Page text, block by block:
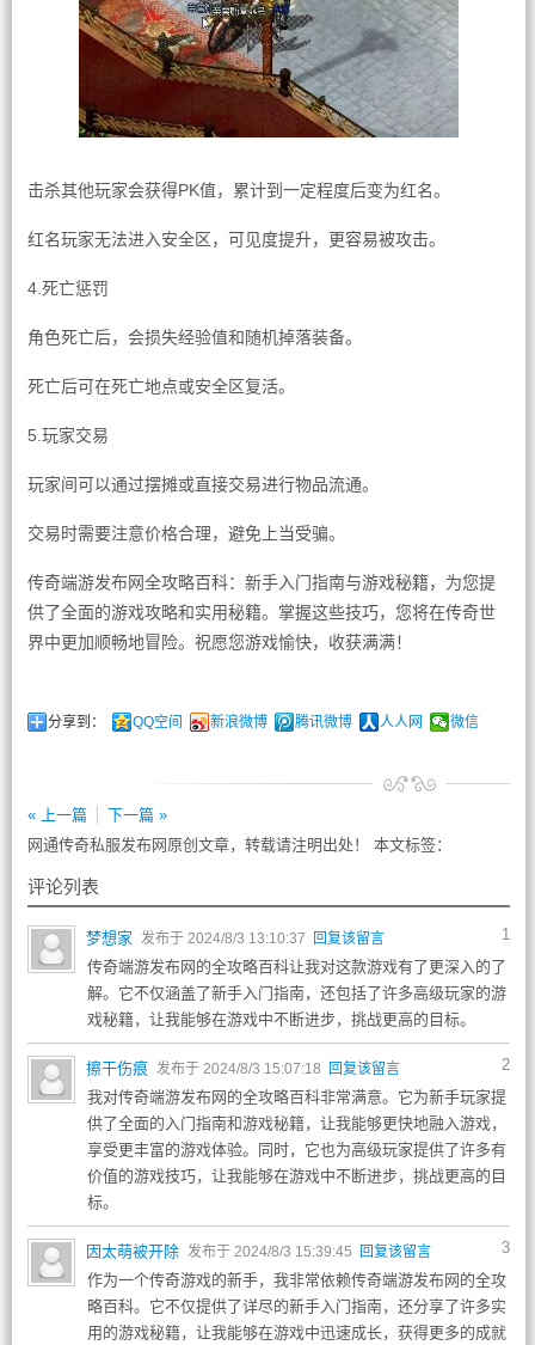
击杀其他玩家会获得PK值，累计到一定程度后变为红名。
红名玩家无法进入安全区，可见度提升，更容易被攻击。
4.死亡惩罚
角色死亡后，会损失经验值和随机掉落装备。
死亡后可在死亡地点或安全区复活。
5.玩家交易
玩家间可以通过摆摊或直接交易进行物品流通。
交易时需要注意价格合理，避免上当受骗。
传奇端游发布网全攻略百科：新手入门指南与游戏秘籍，为您提
供了全面的游戏攻略和实用秘籍。掌握这些技巧，您将在传奇世
界中更加顺畅地冒险。祝愿您游戏愉快，收获满满！
分享到： QQ空间 新浪微博 腾讯微博 人人网 微信
« 上一篇
下一篇 »
网通传奇私服发布网原创文章，转载请注明出处！ 本文标签：
评论列表
1
梦想家 发布于 2024/8/3 13:10:37 回复该留言
传奇端游发布网的全攻略百科让我对这款游戏有了更深入的了
解。它不仅涵盖了新手入门指南，还包括了许多高级玩家的游
戏秘籍，让我能够在游戏中不断进步，挑战更高的目标。
2
擦干伤痕 发布于 2024/8/3 15:07:18 回复该留言
我对传奇端游发布网的全攻略百科非常满意。它为新手玩家提
供了全面的入门指南和游戏秘籍，让我能够更快地融入游戏，
享受更丰富的游戏体验。同时，它也为高级玩家提供了许多有
价值的游戏技巧，让我能够在游戏中不断进步，挑战更高的目
标。
3
因太萌被开除 发布于 2024/8/3 15:39:45 回复该留言
作为一个传奇游戏的新手，我非常依赖传奇端游发布网的全攻
略百科。它不仅提供了详尽的新手入门指南，还分享了许多实
用的游戏秘籍，让我能够在游戏中迅速成长，获得更多的成就